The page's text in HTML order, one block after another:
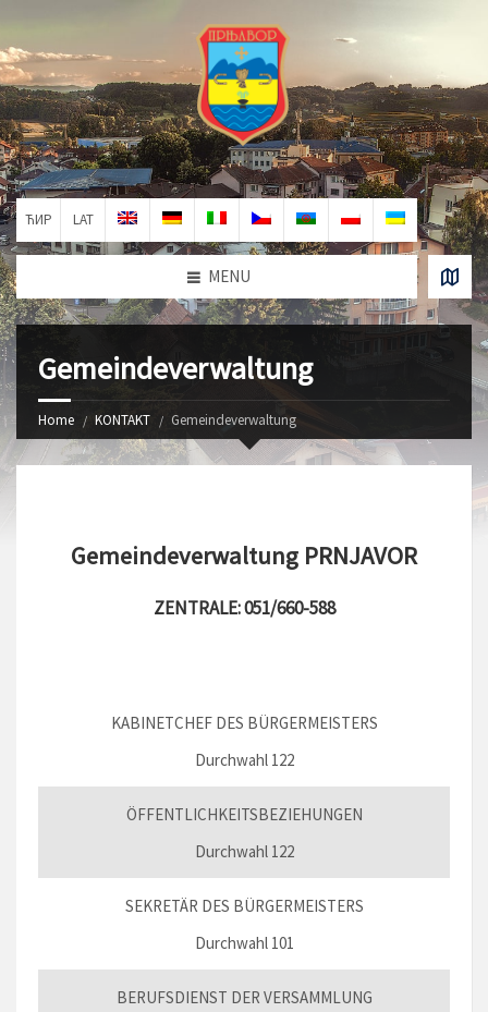
ЋИР LAT
MENU
Gemeindeverwaltung
Home KONTAKT Gemeindeverwaltung
Gemeindeverwaltung PRNJAVOR
ZENTRALE: 051/660-588
KABINETCHEF DES BÜRGERMEISTERS
Durchwahl 122
ÖFFENTLICHKEITSBEZIEHUNGEN
Durchwahl 122
SEKRETÄR DES BÜRGERMEISTERS
Durchwahl 101
BERUFSDIENST DER VERSAMMLUNG